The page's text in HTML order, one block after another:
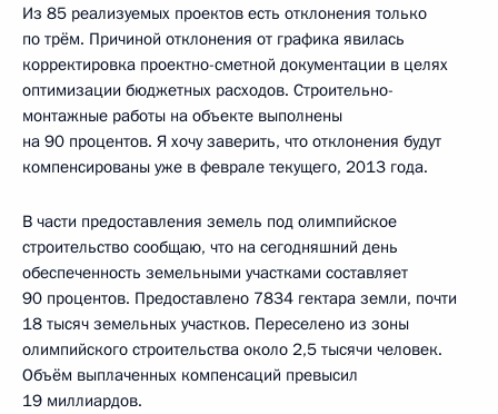
Из 85 реализуемых проектов есть отклонения только
по трём. Причиной отклонения от графика явилась
корректировка проектно-сметной документации в целях
оптимизации бюджетных расходов. Строительно-
монтажные работы на объекте выполнены
на 90 процентов. Я хочу заверить, что отклонения будут
компенсированы уже в феврале текущего, 2013 года.
В части предоставления земель под олимпийское
строительство сообщаю, что на сегодняшний день
обеспеченность земельными участками составляет
90 процентов. Предоставлено 7834 гектара земли, почти
18 тысяч земельных участков. Переселено из зоны
олимпийского строительства около 2,5 тысячи человек.
Объём выплаченных компенсаций превысил
19 миллиардов.